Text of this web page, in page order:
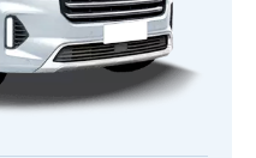
2, к5
мне